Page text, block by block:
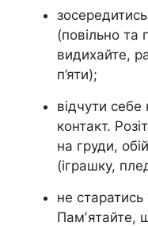
(повільно та
видихайте,
п’яти);
відчути
контакт.
на груди,
(іграшку,
не старатись
Памʼятайте,